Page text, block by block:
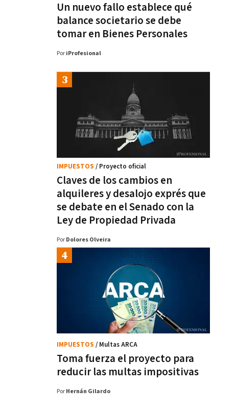
Un nuevo fallo establece qué
balance societario se debe
tomar en Bienes Personales
Por iProfesional
Claves de los cambios en
alquileres y desalojo exprés que
se debate en el Senado con la
Ley de Propiedad Privada
IMPUESTOS / Proyecto oficial
Por Dolores Olveira
Toma fuerza el proyecto para
reducir las multas impositivas
IMPUESTOS / Multas ARCA
Por Hernán Gilardo